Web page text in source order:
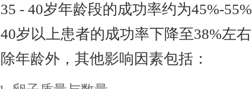
35 - 40岁年龄段的成功率约为45%-55%
40岁以上患者的成功率下降至38%左右
除年龄外，其他影响因素包括：